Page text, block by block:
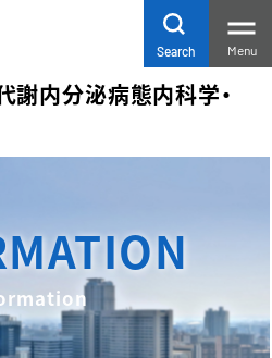
謝内分泌病態内科学・
Search Menu